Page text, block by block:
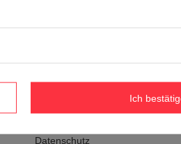
Zahlungsbedingungen
Datenschutz
Ich